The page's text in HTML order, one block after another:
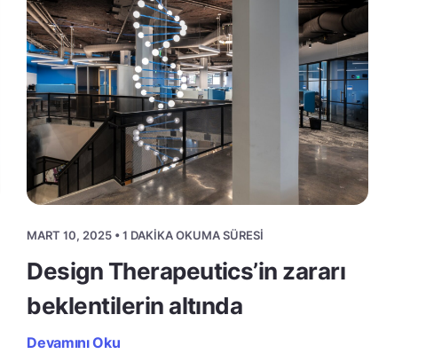
MART 10, 2025 • 1 DAKIKA OKUMA SÜRESI
Design Therapeutics’in zararı
beklentilerin altında
Devamını Oku